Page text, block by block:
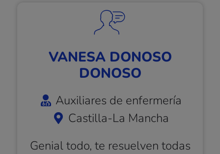
VANESA DONOSO
DONOSO
Auxiliares de enfermería
Castilla-La Mancha
Genial todo, te resuelven todas